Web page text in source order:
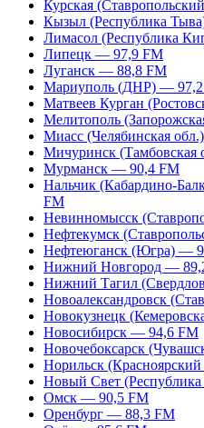
Курская
Кызыл (Республика
Лимасол (Республика
Липецк — 97,9 FM
Луганск — 88,8 FM
Мариуполь (ДНР) —
Матвеев Курган
Мелитополь
Миасс (Челябинская
Мичуринск
Мурманск — 90,4 FM
Нальчик (Кабардино-
FM
Невинномысск
Нефтекумск
Нефтеюганск (Югра) —
Нижний Новгород —
Нижний Тагил
Новоалександровск
Новокузнецк
Новосибирск — 94,6 FM
Новочебоксарск
Норильск
Новый Свет
Омск — 90,5 FM
Оренбург — 88,3 FM